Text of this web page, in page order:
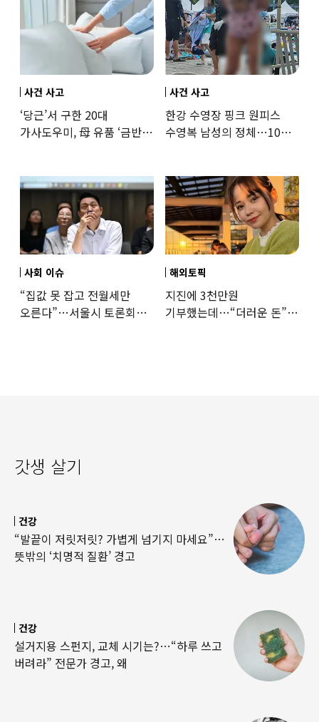
사건 사고
‘당근’서 구한 20대
가사도우미, 母 유품 ‘금반지
사건 사고
한강 수영장 핑크 원피스
수영복 남성의 정체…10대
사회 이슈
“집값 못 잡고 전월세만
오른다”…서울시 토론회서
해외토픽
지진에 3천만원
기부했는데…“더러운 돈”
갓생 살기
건강
“발끝이 저릿저릿? 가볍게 넘기지 마세요”…
뜻밖의 ‘치명적 질환’ 경고
건강
설거지용 스펀지, 교체 시기는?…“하루 쓰고
버려라” 전문가 경고, 왜